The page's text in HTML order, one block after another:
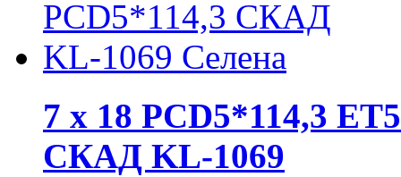
7 x 18 PCD5*114,3
СКАД KL-1069